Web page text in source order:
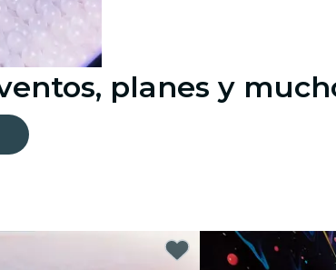
planes y